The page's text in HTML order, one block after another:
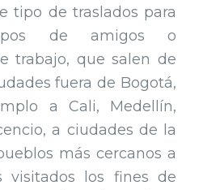
tipo de traslados para
de amigos o
trabajo, que salen de
fuera de Bogotá,
a Cali, Medellín,
a ciudades de la
más cercanos a
visitados los fines de